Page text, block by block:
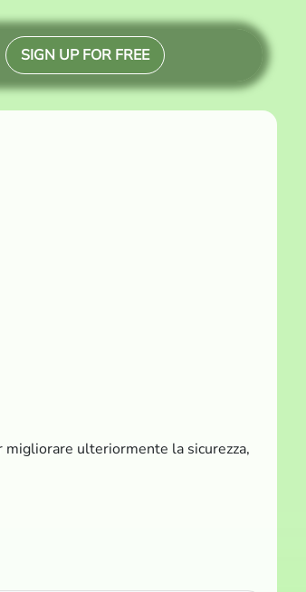
SIGN UP FOR FREE
ulteriormente la sicurezza,